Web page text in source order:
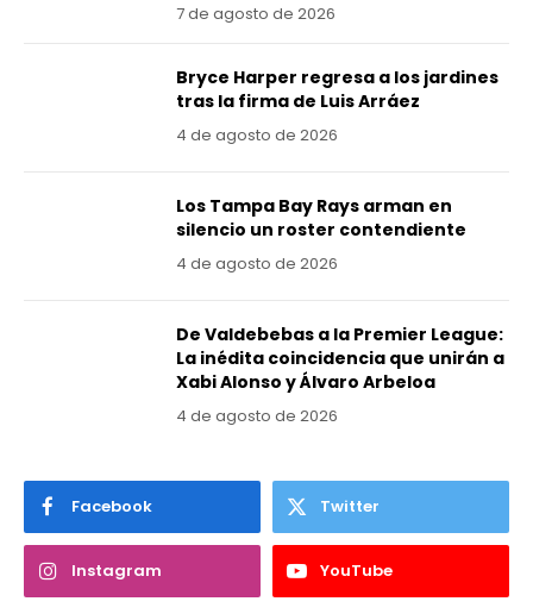
7 de agosto de 2026
Bryce Harper regresa a los jardines
tras la firma de Luis Arráez
4 de agosto de 2026
Los Tampa Bay Rays arman en
silencio un roster contendiente
4 de agosto de 2026
De Valdebebas a la Premier League:
La inédita coincidencia que unirán a
Xabi Alonso y Álvaro Arbeloa
4 de agosto de 2026
Facebook Twitter
Instagram YouTube